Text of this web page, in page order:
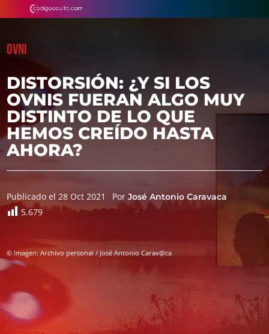
OVNI
DISTORSIÓN: ¿Y SI LOS
OVNIS FUERAN ALGO MUY
DISTINTO DE LO QUE
HEMOS CREÍDO HASTA
AHORA?
Publicado el 28 Oct 2021 PorJosé Antonio Caravaca
5.679
© Imagen: Archivo personal / José Antonio Carav@ca